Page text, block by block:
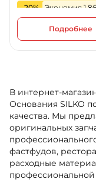
-20%
Экономия 1
Подробнее
В интернет-
Основания SILKO
качества. Мы
оригинальных
фастфудов,
расходные